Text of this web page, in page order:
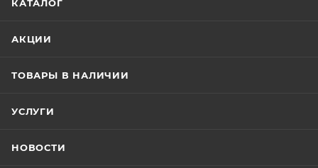
КАТАЛОГ
АКЦИИ
ТОВАРЫ В НАЛИЧИИ
УСЛУГИ
НОВОСТИ